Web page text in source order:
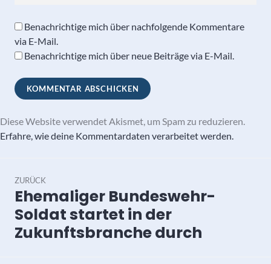
Benachrichtige mich über nachfolgende Kommentare
via E-Mail.
Benachrichtige mich über neue Beiträge via E-Mail.
Diese Website verwendet Akismet, um Spam zu reduzieren.
Erfahre, wie deine Kommentardaten verarbeitet werden.
ZURÜCK
Vorheriger
Beitrag:
Ehemaliger Bundeswehr-
Soldat startet in der
Zukunftsbranche durch